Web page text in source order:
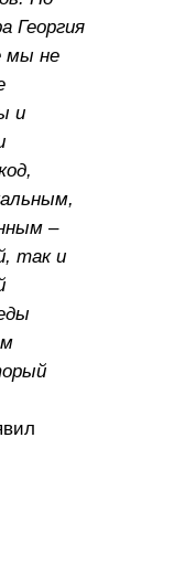
Георгия
мы не
и
–
так и